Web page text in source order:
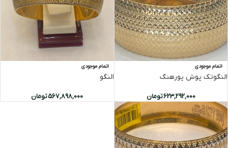
اتمام موجودی
النگوتک پوش پورهنگ
623,292,000تومان
اتمام موجودی
النگو
567,898,000تومان